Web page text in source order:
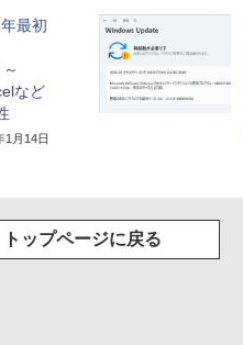
最初
など
1月14日
トップページに戻る